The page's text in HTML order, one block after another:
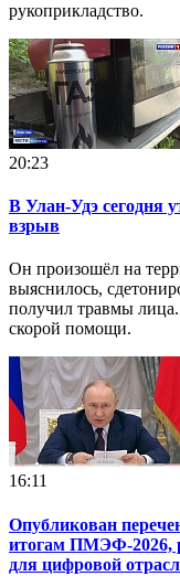
рукоприкладство.
20:23
В Улан-Удэ сегодня
взрыв
Он произошёл на
выяснилось,
получил травмы
скорой помощи.
16:11
Опубликован
итогам ПМЭФ-2026,
для цифровой